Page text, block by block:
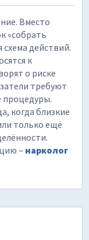
Вместо
«собрать
схема действий.
к
о риске
требуют
процедуры.
когда близкие
только ещё
– нарколог